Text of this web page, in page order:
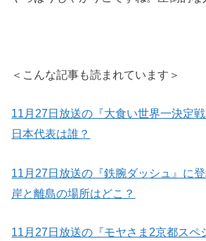
＜こんな記事も読まれています＞
11月27日放送の『大食い世界一決定戦
日本代表は誰？
11月27日放送の『鉄腕ダッシュ』に
岸と離島の場所はどこ？
11月27日放送の『モヤさま2京都スペ